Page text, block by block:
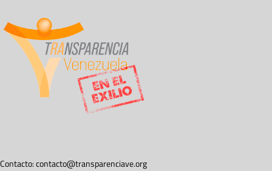
Contacto:contacto@transparenciave.org